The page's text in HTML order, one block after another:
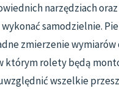
narzędziach
wykonać samodzielnie.
zmierzenie wymiarów
którym rolety będą
wszelkie